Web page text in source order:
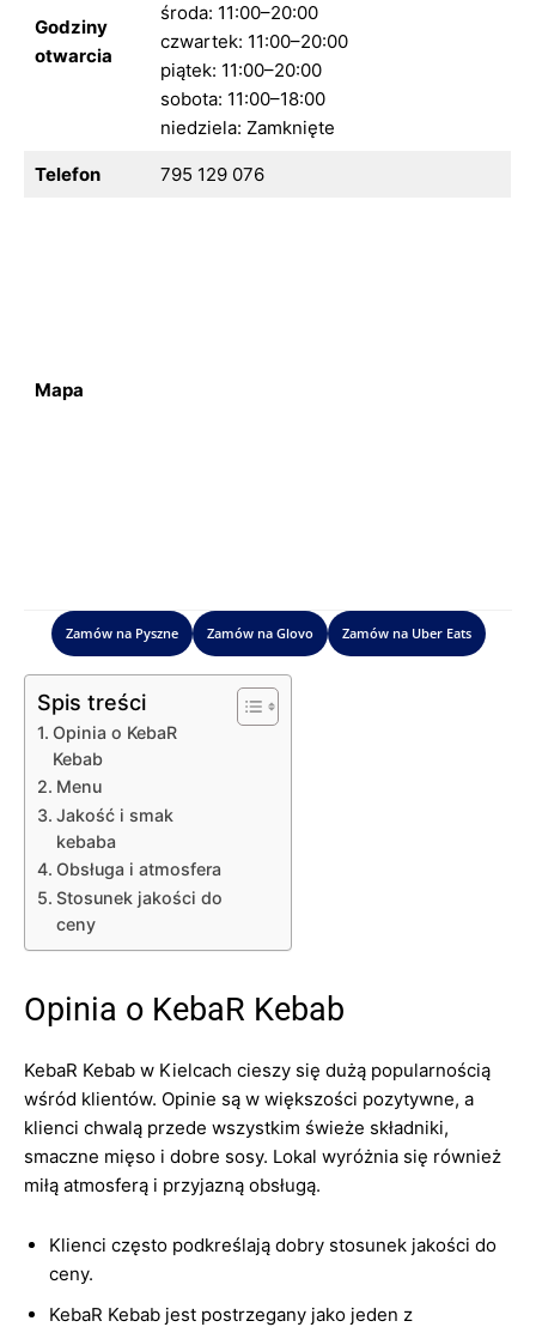
Godziny
otwarcia
środa: 11:00–20:00
czwartek: 11:00–20:00
piątek: 11:00–20:00
sobota: 11:00–18:00
niedziela: Zamknięte
Telefon 795 129 076
Mapa
Zamów na Pyszne Zamów na Glovo Zamów na Uber Eats
Spis treści
Opinia o KebaR
Kebab
Menu
Jakość i smak
kebaba
Obsługa i atmosfera
Stosunek jakości do
ceny
Opinia o KebaR Kebab
KebaR Kebab w Kielcach cieszy się dużą popularnością
wśród klientów. Opinie są w większości pozytywne, a
klienci chwalą przede wszystkim świeże składniki,
smaczne mięso i dobre sosy. Lokal wyróżnia się również
miłą atmosferą i przyjazną obsługą.
Klienci często podkreślają dobry stosunek jakości do
ceny.
KebaR Kebab jest postrzegany jako jeden z